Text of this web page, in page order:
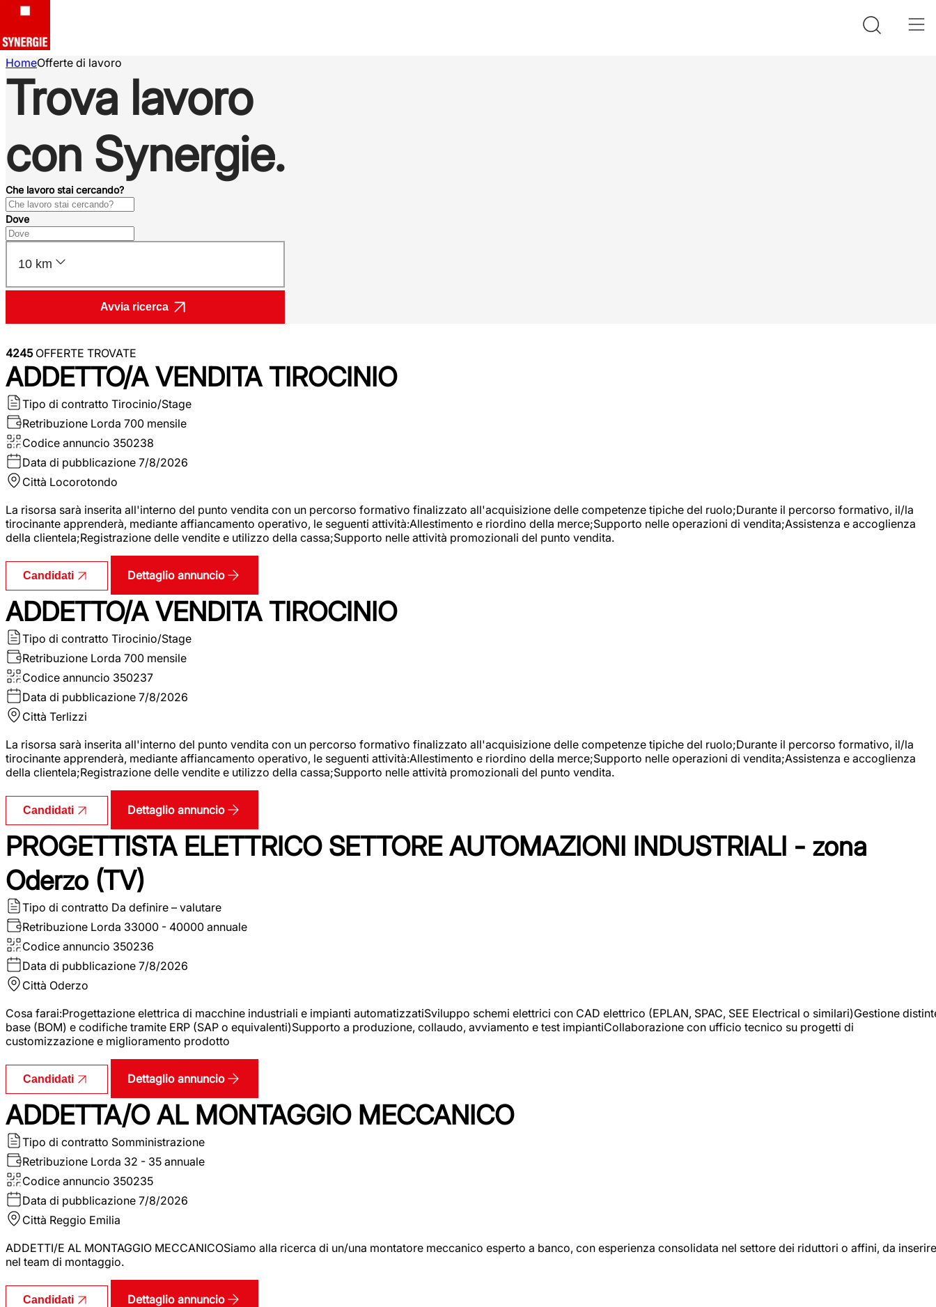
HomeOfferte di lavoro
Trova lavoro
con Synergie.
Che lavoro stai cercando?
Dove
10 km
Avvia ricerca
4245OFFERTE TROVATE
ADDETTO/A VENDITA TIROCINIO
Tipo di contratto Tirocinio/Stage
Retribuzione Lorda 700 mensile
Codice annuncio 350238
Data di pubblicazione 7/8/2026
Città Locorotondo
La risorsa sarà inserita all'interno del punto vendita con un percorso formativo finalizzato all'acquisizione delle competenze tipiche del ruolo;Durante il percorso formativo, il/la
tirocinante apprenderà, mediante affiancamento operativo, le seguenti attività:Allestimento e riordino della merce;Supporto nelle operazioni di vendita;Assistenza e accoglienza
della clientela;Registrazione delle vendite e utilizzo della cassa;Supporto nelle attività promozionali del punto vendita.
Candidati Dettaglio annuncio
ADDETTO/A VENDITA TIROCINIO
Tipo di contratto Tirocinio/Stage
Retribuzione Lorda 700 mensile
Codice annuncio 350237
Data di pubblicazione 7/8/2026
Città Terlizzi
La risorsa sarà inserita all'interno del punto vendita con un percorso formativo finalizzato all'acquisizione delle competenze tipiche del ruolo;Durante il percorso formativo, il/la
tirocinante apprenderà, mediante affiancamento operativo, le seguenti attività:Allestimento e riordino della merce;Supporto nelle operazioni di vendita;Assistenza e accoglienza
della clientela;Registrazione delle vendite e utilizzo della cassa;Supporto nelle attività promozionali del punto vendita.
Candidati Dettaglio annuncio
PROGETTISTA ELETTRICO SETTORE AUTOMAZIONI INDUSTRIALI - zona
Oderzo (TV)
Tipo di contratto Da definire – valutare
Retribuzione Lorda 33000 - 40000 annuale
Codice annuncio 350236
Data di pubblicazione 7/8/2026
Città Oderzo
Cosa farai:Progettazione elettrica di macchine industriali e impianti automatizzatiSviluppo schemi elettrici con CAD elettrico (EPLAN, SPAC, SEE Electrical o similari)Gestione
base (BOM) e codifiche tramite ERP (SAP o equivalenti)Supporto a produzione, collaudo, avviamento e test impiantiCollaborazione con ufficio tecnico su progetti di
customizzazione e miglioramento prodotto
Candidati Dettaglio annuncio
ADDETTA/O AL MONTAGGIO MECCANICO
Tipo di contratto Somministrazione
Retribuzione Lorda 32 - 35 annuale
Codice annuncio 350235
Data di pubblicazione 7/8/2026
Città Reggio Emilia
ADDETTI/E AL MONTAGGIO MECCANICOSiamo alla ricerca di un/una montatore meccanico esperto a banco, con esperienza consolidata nel settore dei riduttori o affini, da inserire
nel team di montaggio.
Candidati Dettaglio annuncio